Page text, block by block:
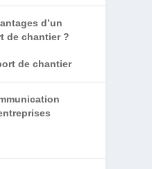
d’un
de chantier ?